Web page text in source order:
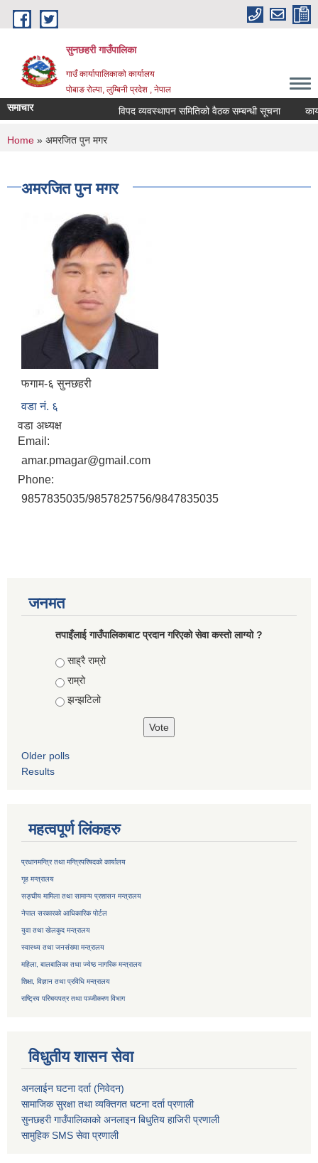
Skip to main content
सुनछहरी गाउँपालिका
गाउँ कार्यापालिकाको कार्यालय
पोबाङ रोल्पा, लुम्बिनी प्रदेश , नेपाल
समाचार विपद व्यवस्थापन समितिको वैठक सम्बन्धी सूचना
You are here
Home » अमरजित पुन मगर
अमरजित पुन मगर
फगाम-६ सुनछहरी
वडा नं. ६
वडा अध्यक्ष
Email:
amar.pmagar@gmail.com
Phone:
9857835035/9857825756/9847835035
जनमत
तपाइँलाई गाउँपालिकाबाट प्रदान गरिएको सेवा कस्तो लाग्यो ?
Choices
साह्रै राम्रो
राम्रो
झन्झटिलो
Older polls
Results
महत्वपूर्ण लिंकहरु
प्रधानमन्त्रि तथा मन्त्रिपरिषदको कार्यालय
गृह मन्त्रालय
सङ्घीय मामिला तथा सामान्य प्रशासन मन्त्रालय
नेपाल सरकारको आधिकारिक पोर्टल
युवा तथा खेलकुद मन्त्रालय
स्वास्थ्य तथा जनसंख्या मन्त्रालय
महिला, बालबालिका तथा ज्येष्ठ नागरिक मन्त्रालय
शिक्षा, विज्ञान तथा प्रविधि मन्त्रालय
राष्ट्रिय परिचयपत्र तथापञ्जीकरण विभाग
विधुतीय शासन सेवा
अनलाईन घटना दर्ता (निवेदन)
सामाजिक सुरक्षा तथा व्यक्तिगत घटना दर्ताप्रणाली
सुनछहरी गाउँपालिकाको अनलाइन बिधुतिय हाजिरी प्रणाली
सामुहिकSMS सेवाप्रणाली